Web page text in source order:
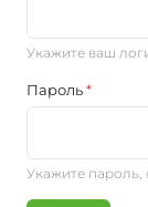
Укажите ваш
Пароль*
Укажите пароль,